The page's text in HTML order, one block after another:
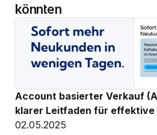
könnten
Account basierter Verkauf
klarer Leitfaden für
02.05.2025